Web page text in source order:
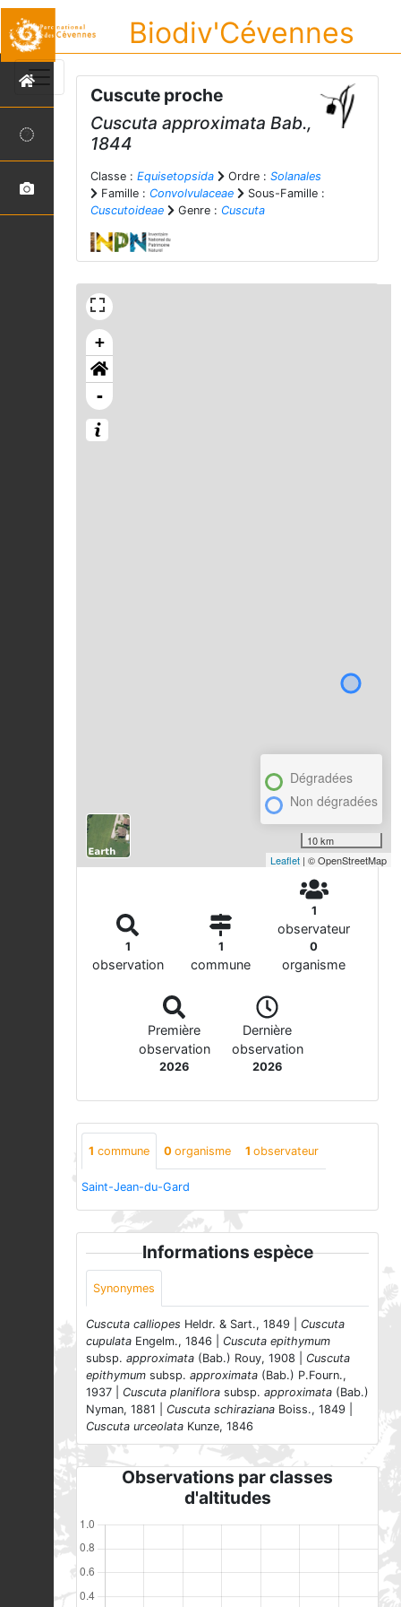
Biodiv'Cévennes
Cuscute proche
Cuscuta approximata Bab.,
1844
Classe : Equisetopsida Ordre : Solanales
Famille : Convolvulaceae
Sous-Famille :
Cuscutoideae
Genre : Cuscuta
+
-
Dégradées
Non dégradées
10 km
Leaflet | © OpenStreetMap
1
observation
1
commune
1
observateur
0
organisme
Première
observation
2026
Dernière
observation
2026
1 commune 0 organisme 1 observateur
Saint-Jean-du-Gard
Informations espèce
Synonymes
Cuscuta calliopes Heldr. & Sart., 1849 | Cuscuta
cupulata Engelm., 1846 | Cuscuta epithymum
subsp. approximata (Bab.) Rouy, 1908 | Cuscuta
epithymum subsp. approximata (Bab.) P.Fourn.,
1937 | Cuscuta planiflora subsp. approximata (Bab.)
Nyman, 1881 | Cuscuta schiraziana Boiss., 1849 |
Cuscuta urceolata Kunze, 1846
Observations par classes
d'altitudes